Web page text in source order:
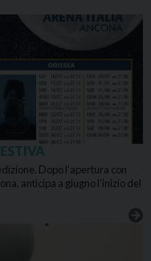
Dopo l’apertura con
anticipa a giugno l’inizio del